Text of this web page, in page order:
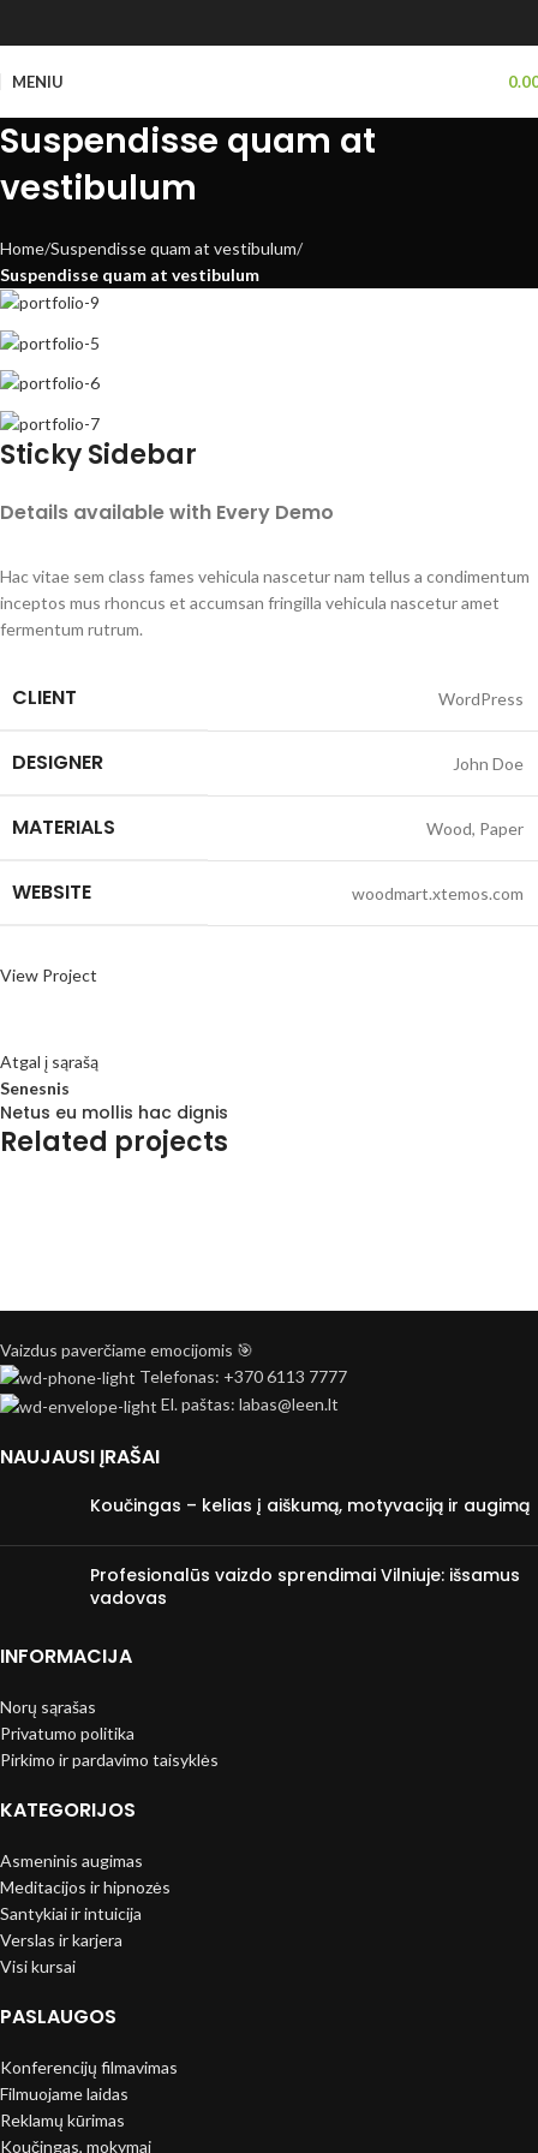
MENIU
Suspendisse quam at
vestibulum
Home Suspendisse quam at vestibulum
Suspendisse quam at vestibulum
Sticky Sidebar
Details available with Every Demo
Hac vitae sem class fames vehicula nascetur nam tellus a condimentum
inceptos mus rhoncus et accumsan fringilla vehicula nascetur amet
fermentum rutrum.
CLIENT WordPress
DESIGNER John Doe
MATERIALS Wood, Paper
WEBSITE woodmart.xtemos.com
View Project
Atgal į sąrašą
Senesnis
Netus eu mollis hac dignis
Related projects
Vaizdus paverčiame emocijomis 🎯
Telefonas: +370 6113 7777
El. paštas: labas@leen.lt
NAUJAUSI ĮRAŠAI
Koučingas – kelias į aiškumą, motyvaciją ir augimą
Profesionalūs vaizdo sprendimai Vilniuje: išsamus
vadovas
INFORMACIJA
Norų sąrašas
Privatumo politika
Pirkimo ir pardavimo taisyklės
KATEGORIJOS
Asmeninis augimas
Meditacijos ir hipnozės
Santykiai ir intuicija
Verslas ir karjera
Visi kursai
PASLAUGOS
Konferencijų filmavimas
Filmuojame laidas
Reklamų kūrimas
Koučingas, mokymai